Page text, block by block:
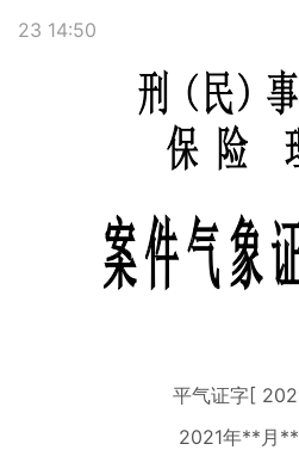
23 14:50
平气证字[
2021年**月